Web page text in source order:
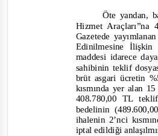
Öte yandan,
Hizmet
Gazetede
Edinilmesine İlişkin
maddesi idarece
sahibinin teklif
brüt asgari ücretin
kısmında yer alan
408.780,00 TL
bedelinin
ihalenin 2’nci
iptal edildiği